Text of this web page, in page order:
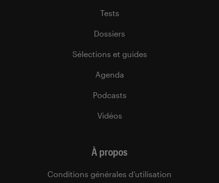
Tests
Dossiers
Sélections et guides
Agenda
Podcasts
Vidéos
À propos
Conditions générales d’utilisation